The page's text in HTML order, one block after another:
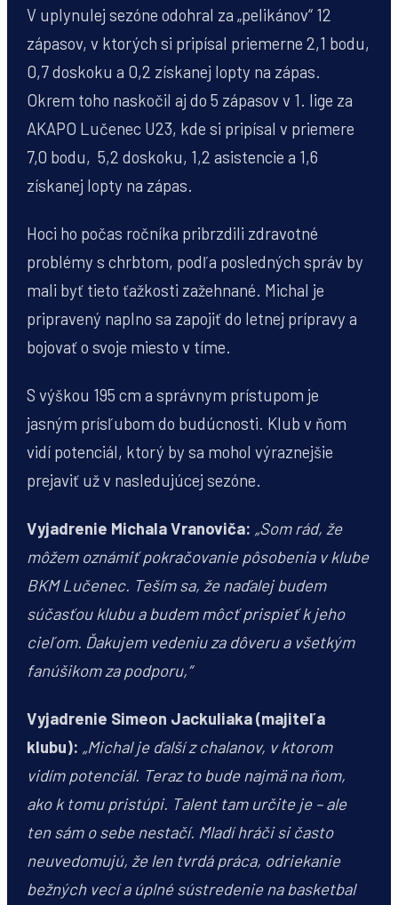
V uplynulej sezóne odohral za „pelikánov“ 12
zápasov, v ktorých si pripísal priemerne 2,1 bodu,
0,7 doskoku a 0,2 získanej lopty na zápas.
Okrem toho naskočil aj do 5 zápasov v 1. lige za
AKAPO Lučenec U23, kde si pripísal v priemere
7,0 bodu, 5,2 doskoku, 1,2 asistencie a 1,6
získanej lopty na zápas.
Hoci ho počas ročníka pribrzdili zdravotné
problémy s chrbtom, podľa posledných správ by
mali byť tieto ťažkosti zažehnané. Michal je
pripravený naplno sa zapojiť do letnej prípravy a
bojovať o svoje miesto v tíme.
S výškou 195 cm a správnym prístupom je
jasným prísľubom do budúcnosti. Klub v ňom
vidí potenciál, ktorý by sa mohol výraznejšie
prejaviť už v nasledujúcej sezóne.
Vyjadrenie Michala Vranoviča: „Som rád, že
môžem oznámiť pokračovanie pôsobenia v klube
BKM Lučenec. Teším sa, že naďalej budem
súčasťou klubu a budem môcť prispieť k jeho
cieľom. Ďakujem vedeniu za dôveru a všetkým
fanúšikom za podporu,“
Vyjadrenie Simeon Jackuliaka (majiteľa
klubu): „Michal je ďalší z chalanov, v ktorom
vidím potenciál. Teraz to bude najmä na ňom,
ako k tomu pristúpi. Talent tam určite je – ale
ten sám o sebe nestačí. Mladí hráči si často
neuvedomujú, že len tvrdá práca, odriekanie
bežných vecí a úplné sústredenie na basketbal